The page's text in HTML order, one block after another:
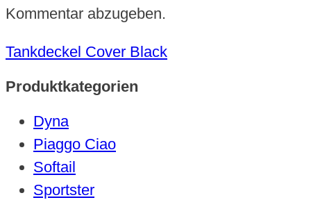
Kommentar abzugeben.
Tankdeckel Cover Black
Produktkategorien
Dyna
Piaggo Ciao
Softail
Sportster